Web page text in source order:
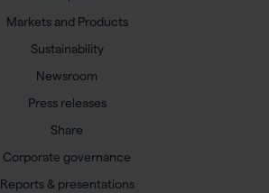
Markets and Products
Sustainability
Newsroom
Press releases
Share
Corporate governance
Reports & presentations